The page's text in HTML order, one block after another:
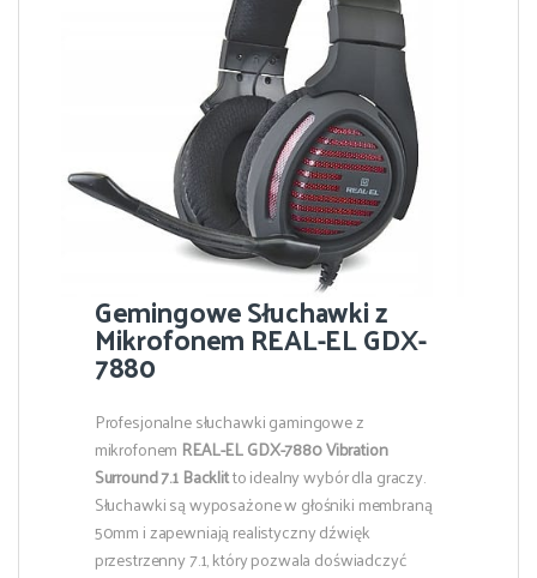
Gemingowe Słuchawki z
Mikrofonem REAL-EL GDX-
7880
Profesjonalne słuchawki gamingowe z
mikrofonem REAL-EL GDX-7880Vibration
Surround 7.1 Backlitto idealny wybór dla graczy.
Słuchawki są wyposażone w głośniki membraną
50mm i zapewniają realistyczny dźwięk
przestrzenny 7.1, który pozwala doświadczyć